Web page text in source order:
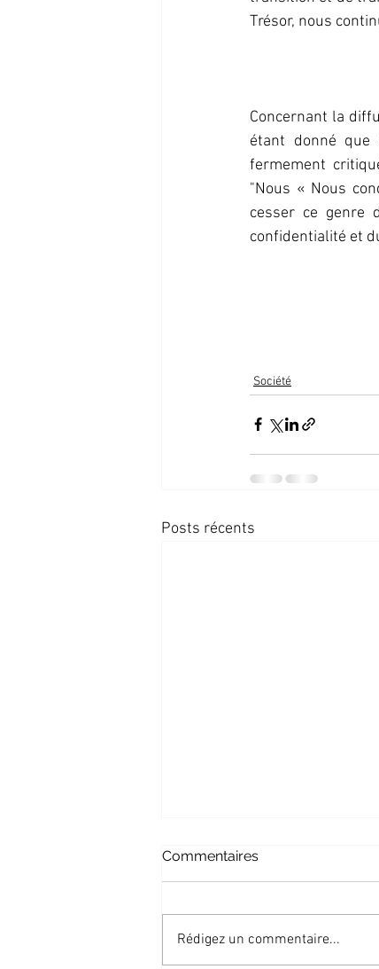
Trésor, nous
Concernant la
étant donné
fermement
"Nous « Nous
cesser ce genre
confidentialité et
Société
Posts récents
Commentaires
Rédigez un commentaire...